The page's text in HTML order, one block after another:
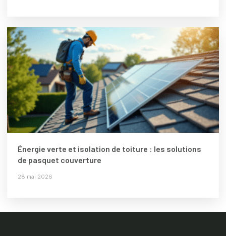
Énergie verte et isolation de toiture : les solutions
de pasquet couverture
28 mai 2026